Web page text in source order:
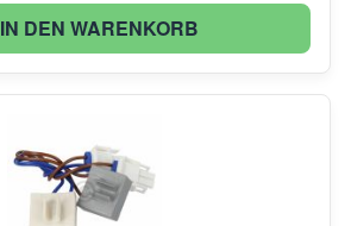
IN DEN WARENKORB